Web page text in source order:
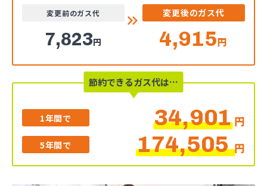
変更前のガス代
7,823円
変更後のガス代
4,915円
節約できるガス代は…
1年間で 34,901円
5年間で 174,505円